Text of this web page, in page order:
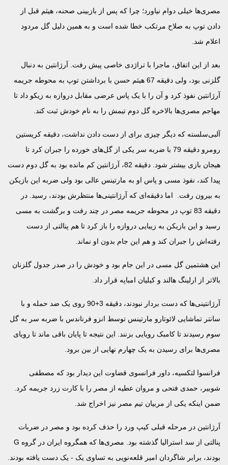
مصری‌ها خیلی دوام نیاورد؛ چرا که پس از بازبینی صحنه، هیثم قبل از
دادن توپ به صلاح مرتکب خطا شده است و به همین دلیل گل مردود
اعلام شد.
بعد از این اتفاق، ماجرا با تراژدی خاصی پیش رفت. آرژانتین به دنبال
گلزنی بود، ولی دقیقه 67 هیثم حسن با برداشتن توپ به محوطه جریمه
آرژانتین نفوذ کرد و آن را با یک پاس عرضی مقابل دروازه به زیکو داد تا
مهاجم مصری‌ها بالاخره گل دوم تیمش را به نام خودش ثبت کند.
آلبی‌سلسته که دیگر چیزی برای از دست دادن نداشت، دقیقه کریستین
رومرو دقیقه 79 با ضربه سر یکی از گل‌های خورده را جبران کرد تا
هیجان بازی بیشتر شود. دقیقه 82، آرژانتین کم مانده بود به گل دوم دست
پیدا کند، نفوذ مسی و پاس او به مارتینس عالی بود ولی ضربه این بازیکن
به بیرون رفت. اما دقیقه‌ای که آرژانتینی‌ها منتظرش بودند، رسید. در
دقیقه 83 توپ در محوطه جریمه مصر در چند رفت و برگشت به مسی
رسید و این بازیکن به زیبایی دروازه را باز کرد تا هم پنالتی از دست
رفته‌اش را جبران کند و هم این جام بدون او نماند.
این هشتمین گل مسی در این جام بود و خودش را در صدر جدول گلزنان
بالاتر از ارلینگ هالند و کیلیان امباپه قرار داد.
آرژانتینی‌ها که دست بردار نبودند، دقیقه 3+90 روی یک ضد حمله و با
سانتر تماشایی لائوتارو مارتینس توسط انزو فرناندس با ضربه سر به گل
سوم رسیدند تا کامبک رویایی بزنند. این نتیجه تا پایان باقی ماند تا رویای
مصری‌ها برای رسیدن به یک چهارم نهایی از بین برود.
فرانسوا لتکسیه، داور فرانسوی قضاوت این دیدار بود که مصطفی
شوبیر، حمدی فتحی و مروان عطیه از مصر را با کارت زرد جریمه کرد.
ضمن اینکه یکی از مربیان تیم مصر نیز اخراج شد.
آرژانتین در مرحله قبلی کیپ ورد را حذف کرده بود و مصر در ضربات
پنالتی از سد استرالیا گذشته بود. مصری‌ها که همگروه ایران در گروه G
بودند، برابر شاگردان امیر قلعه‌نویی به تساوی یک - یک دست یافته بودند.